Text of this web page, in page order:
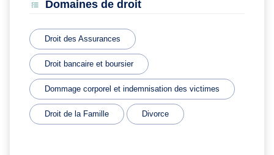
Domaines de droit
Droit des Assurances
Droit bancaire et boursier
Dommage corporel et indemnisation des victimes
Droit de la Famille Divorce